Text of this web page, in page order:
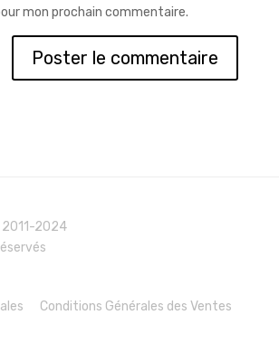
mon prochain commentaire.
2011-2024
Conditions Générales des Ventes